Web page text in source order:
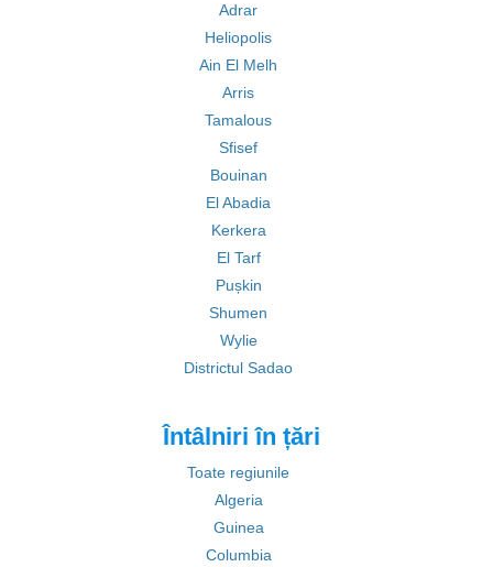
Adrar
Heliopolis
Ain El Melh
Arris
Tamalous
Sfisef
Bouinan
El Abadia
Kerkera
El Tarf
Pușkin
Shumen
Wylie
Districtul Sadao
Întâlniri în țări
Toate regiunile
Algeria
Guinea
Columbia